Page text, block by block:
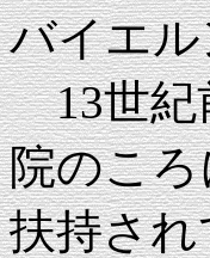
バイエ
13世紀
院のこ
扶持さ